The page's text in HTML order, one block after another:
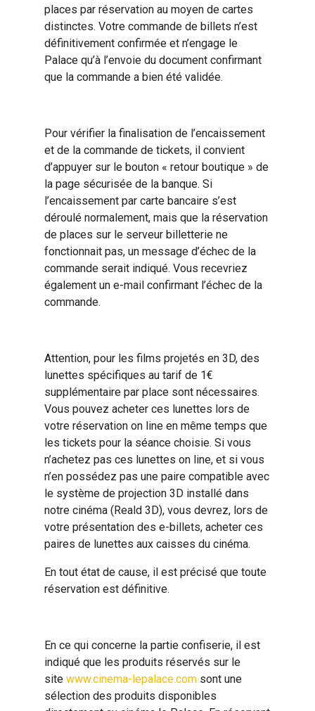
places par réservation au moyen de cartes
distinctes. Votre commande de billets n’est
définitivement confirmée et n’engage le
Palace qu’à l’envoie du document confirmant
que la commande a bien été validée.
Pour vérifier la finalisation de l’encaissement
et de la commande de tickets, il convient
d’appuyer sur le bouton « retour boutique » de
la page sécurisée de la banque. Si
l’encaissement par carte bancaire s’est
déroulé normalement, mais que la réservation
de places sur le serveur billetterie ne
fonctionnait pas, un message d’échec de la
commande serait indiqué. Vous recevriez
également un e-mail confirmant l’échec de la
commande.
Attention, pour les films projetés en 3D, des
lunettes spécifiques au tarif de 1€
supplémentaire par place sont nécessaires.
Vous pouvez acheter ces lunettes lors de
votre réservation on line en même temps que
les tickets pour la séance choisie. Si vous
n’achetez pas ces lunettes on line, et si vous
n’en possédez pas une paire compatible avec
le système de projection 3D installé dans
notre cinéma (Reald 3D), vous devrez, lors de
votre présentation des e-billets, acheter ces
paires de lunettes aux caisses du cinéma.
En tout état de cause, il est précisé que toute
réservation est définitive.
En ce qui concerne la partie confiserie, il est
indiqué que les produits réservés sur le
site www.cinema-lepalace.com sont une
sélection des produits disponibles